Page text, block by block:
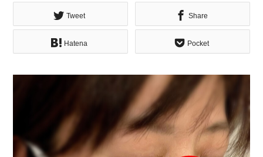
Tweet Share
Hatena Pocket